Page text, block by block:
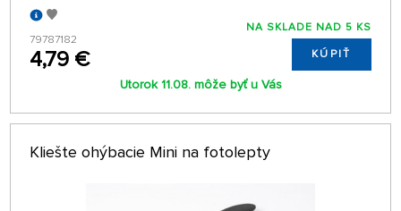
79787182
4,79 €
NA SKLADE NAD 5 KS
KÚPIŤ
Utorok 11.08. môže byť u Vás
Kliešte ohýbacie Mini na fotolepty